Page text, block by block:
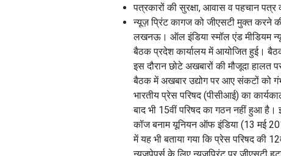
पत्रकारों की सुरक्षा, आवास व पहचान पत्र
न्यूज़ प्रिंट कागज को जीएसटी मुक्त करने
लखनऊ। ऑल इंडिया स्मॉल एंड मीडियम
बैठक प्रदेश कार्यालय में आयोजित हुई।
इस दौरान छोटे अखबारों की मौजूदा हालत
बैठक में अखबार उद्योग पर आए संकटों को
भारतीय प्रेस परिषद (पीसीआई) का
बाद भी 15वीं परिषद का गठन नहीं हुआ है।
कॉज बनाम यूनियन ऑफ इंडिया (13 मई
में यह भी बताया गया कि प्रेस परिषद की